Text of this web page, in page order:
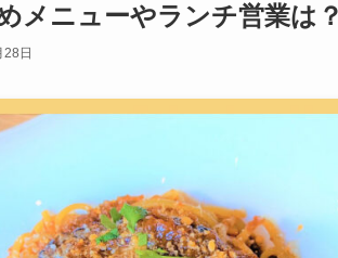
メニューやランチ営業は？
日